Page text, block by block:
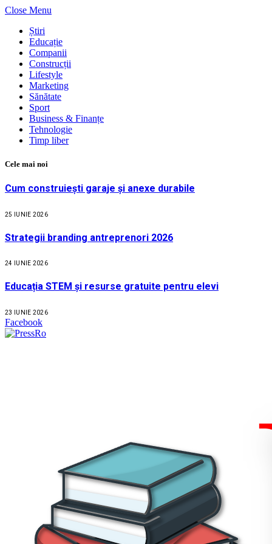
Close Menu
Știri
Educație
Companii
Construcții
Lifestyle
Marketing
Sănătate
Sport
Business & Finanțe
Tehnologie
Timp liber
Cele mai noi
Cum construiești garaje și anexe durabile
25 IUNIE 2026
Strategii branding antreprenori 2026
24 IUNIE 2026
Educația STEM și resurse gratuite pentru elevi
23 IUNIE 2026
Facebook